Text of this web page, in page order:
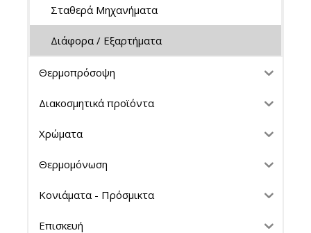
Σταθερά Μηχανήματα
Διάφορα / Εξαρτήματα
Θερμοπρόσοψη
Διακοσμητικά προϊόντα
Χρώματα
Θερμομόνωση
Κονιάματα - Πρόσμικτα
Επισκευή